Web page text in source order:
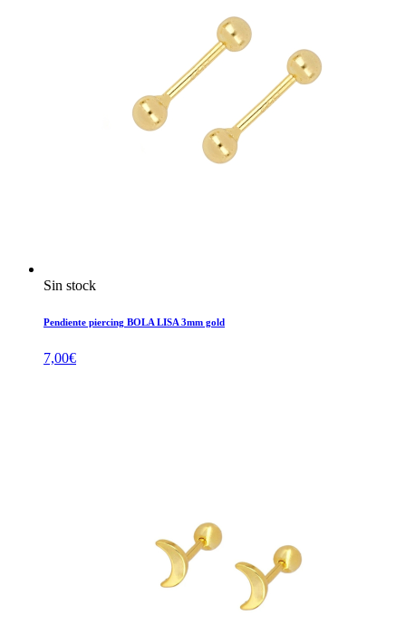
Sin stock
Pendiente piercing BOLA LISA 3mm gold
7,00€